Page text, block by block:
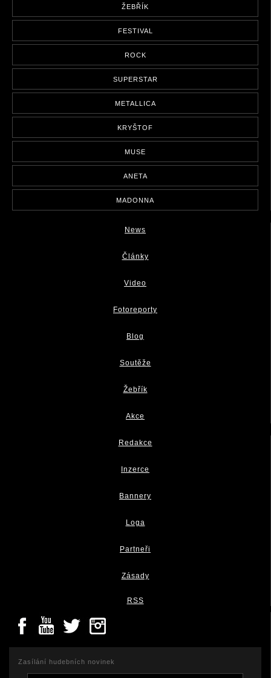
ŽEBŘÍK
FESTIVAL
ROCK
SUPERSTAR
METALLICA
KRYŠTOF
MUSE
ANETA
MADONNA
News
Články
Video
Fotoreporty
Blog
Soutěže
Žebřík
Akce
Redakce
Inzerce
Bannery
Loga
Partneři
Zásady
RSS
Zasílání hudebních novinek